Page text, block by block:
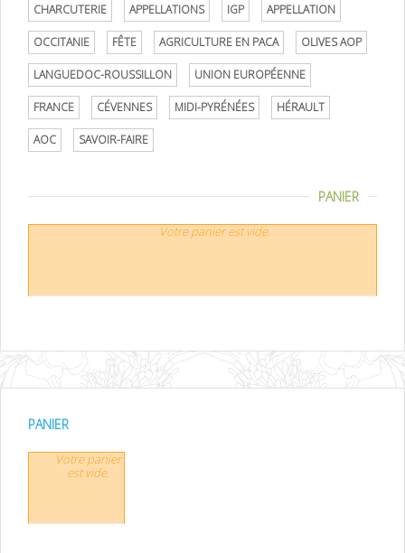
CHARCUTERIE APPELLATIONS IGP APPELLATION
OCCITANIE FÊTE AGRICULTURE EN PACA OLIVES AOP
LANGUEDOC-ROUSSILLON UNION EUROPÉENNE
FRANCE CÉVENNES MIDI-PYRÉNÉES HÉRAULT
AOC SAVOIR-FAIRE
PANIER
Votre panier est vide.
PANIER
Votre panier
est vide.